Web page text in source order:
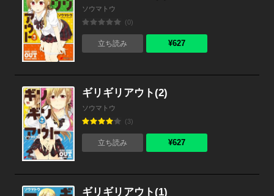
ソウマトウ
(0)
立ち読み ¥627
ギリギリアウト(2)
ソウマトウ
(3)
立ち読み ¥627
ギリギリアウト(1)